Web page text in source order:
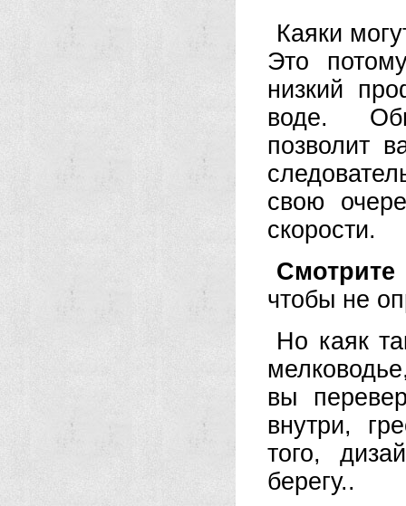
Каяки
Это
низкий
воде.
позволит
свою
скорости.
Смотрите
чтобы не
Но каяк
вы
внутри,
того,
берегу..